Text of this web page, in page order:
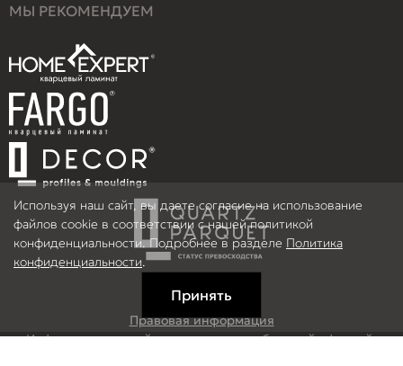
Правовая информация
Информация на сайте не является публичной офертой.
МЫ РЕКОМЕНДУЕМ
Используя наш сайт, вы даете согласие на использование
файлов cookie в соответствии с нашей политикой
конфиденциальности. Подробнее в разделе Политика
конфиденциальности.
Принять